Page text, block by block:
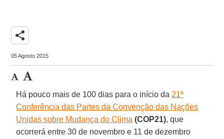
share
05 Agosto 2015
Há pouco mais de 100 dias para o início da 21ª
Conferência das Partes da Convenção das Nações
Unidas sobre Mudança do Clima (COP21), que
ocorrerá entre 30 de novembro e 11 de dezembro